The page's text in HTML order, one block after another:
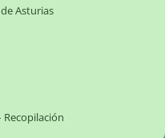
Asturias